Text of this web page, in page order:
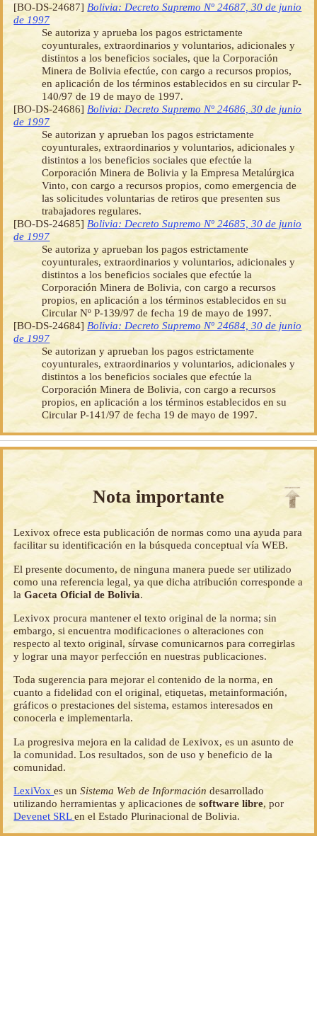
[BO-DS-24687] Bolivia: Decreto Supremo Nº 24687, 30 de junio
de 1997
Se autoriza y aprueba los pagos estrictamente
coyunturales, extraordinarios y voluntarios, adicionales y
distintos a los beneficios sociales, que la Corporación
Minera de Bolivia efectúe, con cargo a recursos propios,
en aplicación de los términos establecidos en su circular P-
140/97 de 19 de mayo de 1997.
[BO-DS-24686] Bolivia: Decreto Supremo Nº 24686, 30 de junio
de 1997
Se autorizan y aprueban los pagos estrictamente
coyunturales, extraordinarios y voluntarios, adicionales y
distintos a los beneficios sociales que efectúe la
Corporación Minera de Bolivia y la Empresa Metalúrgica
Vinto, con cargo a recursos propios, como emergencia de
las solicitudes voluntarias de retiros que presenten sus
trabajadores regulares.
[BO-DS-24685] Bolivia: Decreto Supremo Nº 24685, 30 de junio
de 1997
Se autoriza y aprueban los pagos estrictamente
coyunturales, extraordinarios y voluntarios, adicionales y
distintos a los beneficios sociales que efectúe la
Corporación Minera de Bolivia, con cargo a recursos
propios, en aplicación a los términos establecidos en su
Circular Nº P-139/97 de fecha 19 de mayo de 1997.
[BO-DS-24684] Bolivia: Decreto Supremo Nº 24684, 30 de junio
de 1997
Se autorizan y aprueban los pagos estrictamente
coyunturales, extraordinarios y voluntarios, adicionales y
distintos a los beneficios sociales que efectúe la
Corporación Minera de Bolivia, con cargo a recursos
propios, en aplicación a los términos establecidos en su
Circular P-141/97 de fecha 19 de mayo de 1997.
Nota importante
Lexivox ofrece esta publicación de normas como una ayuda para
facilitar su identificación en la búsqueda conceptual vía WEB.
El presente documento, de ninguna manera puede ser utilizado
como una referencia legal, ya que dicha atribución corresponde a
laGaceta Oficial de Bolivia.
Lexivox procura mantener el texto original de la norma; sin
embargo, si encuentra modificaciones o alteraciones con
respecto al texto original, sírvase comunicarnos para corregirlas
y lograr una mayor perfección en nuestras publicaciones.
Toda sugerencia para mejorar el contenido de la norma, en
cuanto a fidelidad con el original, etiquetas, metainformación,
gráficos o prestaciones del sistema, estamos interesados en
conocerla e implementarla.
La progresiva mejora en la calidad de Lexivox, es un asunto de
la comunidad. Los resultados, son de uso y beneficio de la
comunidad.
LexiVoxes unSistema Web de Información desarrollado
utilizando herramientas y aplicaciones desoftware libre, por
Devenet SRLen el Estado Plurinacional de Bolivia.